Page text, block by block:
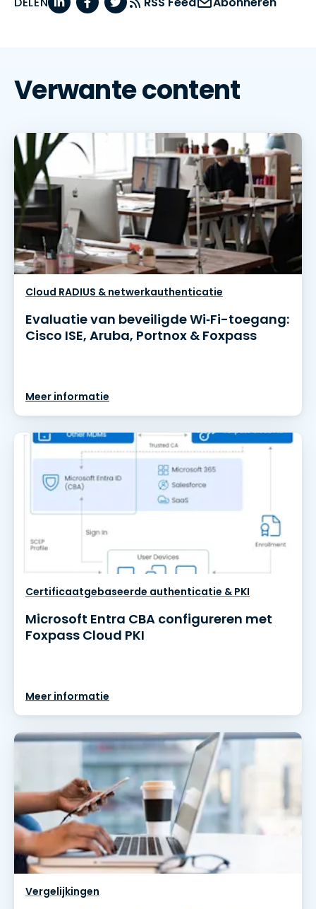
Verwante content
Cloud RADIUS & netwerkauthenticatie
Evaluatie van beveiligde Wi‑Fi-toegang:
Cisco ISE, Aruba, Portnox & Foxpass
Meer informatie
Certificaatgebaseerde authenticatie & PKI
Microsoft Entra CBA configureren met
Foxpass Cloud PKI
Meer informatie
Vergelijkingen